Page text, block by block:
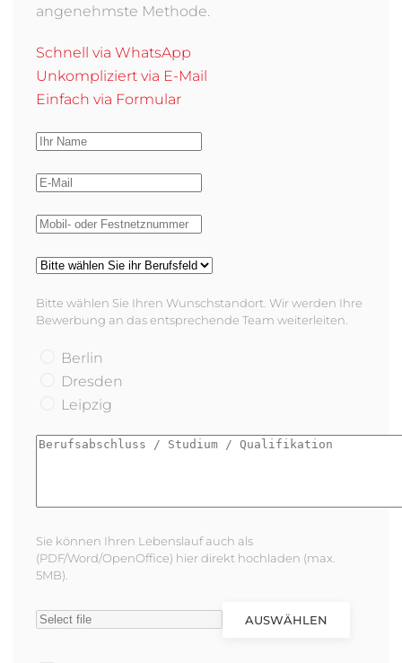
angenehmste Methode.
Schnell via WhatsApp
Unkompliziert via E-Mail
Einfach via Formular
Bitte wählen Sie Ihren Wunschstandort. Wir werden Ihre
Bewerbung an das entsprechende Team weiterleiten.
Berlin
Dresden
Leipzig
Sie können Ihren Lebenslauf auch als
(PDF/Word/OpenOffice) hier direkt hochladen (max.
5MB).
AUSWÄHLEN